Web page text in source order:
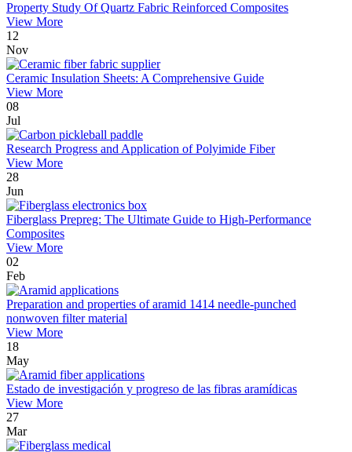
Property Study Of Quartz Fabric Reinforced Composites
View More
12
Nov
Ceramic Insulation Sheets: A Comprehensive Guide
View More
08
Jul
Research Progress and Application of Polyimide Fiber
View More
28
Jun
Fiberglass Prepreg: The Ultimate Guide to High-Performance
Composites
View More
02
Feb
Preparation and properties of aramid 1414 needle-punched
nonwoven filter material
View More
18
May
Estado de investigación y progreso de las fibras aramídicas
View More
27
Mar